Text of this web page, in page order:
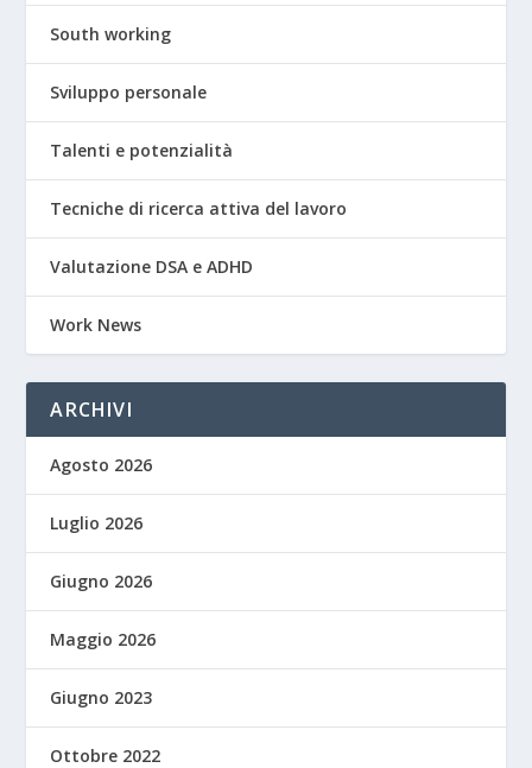
South working
Sviluppo personale
Talenti e potenzialità
Tecniche di ricerca attiva del lavoro
Valutazione DSA e ADHD
Work News
ARCHIVI
Agosto 2026
Luglio 2026
Giugno 2026
Maggio 2026
Giugno 2023
Ottobre 2022